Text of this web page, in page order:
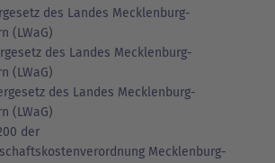
des Landes Mecklenburg-
(LWaG)
des Landes Mecklenburg-
(LWaG)
des Landes Mecklenburg-
(LWaG)
der
Mecklenburg-